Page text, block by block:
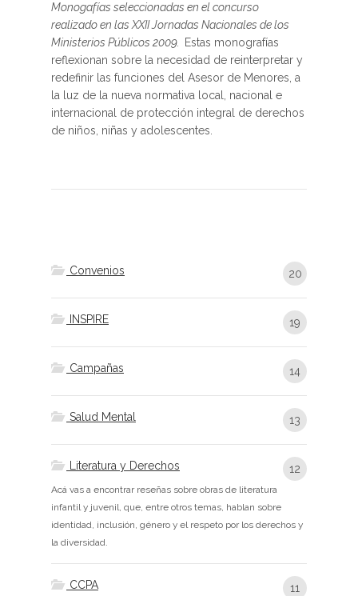
Monogafías seleccionadas en el concurso
realizado en las XXII Jornadas Nacionales de los
Ministerios Públicos 2009.
Estas monografías
reflexionan sobre la necesidad de reinterpretar y
redefinir las funciones del Asesor de Menores, a
la luz de la nueva normativa local, nacional e
internacional de protección integral de derechos
de niños, niñas y adolescentes.
Convenios 20
INSPIRE 19
Campañas 14
Salud Mental 13
Literatura y Derechos 12
Acá vas a encontrar reseñas sobre obras de literatura
infantil y juvenil, que, entre otros temas, hablan sobre
identidad, inclusión, género y el respeto por los derechos y
la diversidad.
CCPA 11